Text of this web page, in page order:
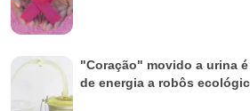
"Coração" movido a urina
de energia a robôs